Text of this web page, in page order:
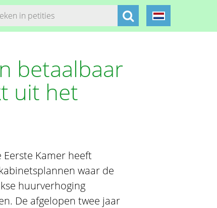
betaalbaar
uit het
Kamer heeft
waar de
huurverhoging
De afgelopen twee jaar